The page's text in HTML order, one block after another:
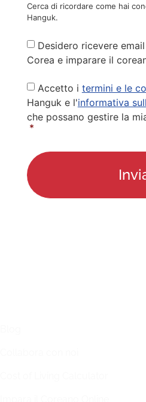
Cerca di ricordare come hai
Hanguk.
Newsletter
Desidero ricevere
Corea e imparare il
Privacy
Policy *
Accetto i termini e le
Hanguk e l'informativa
che possano gestire la
*